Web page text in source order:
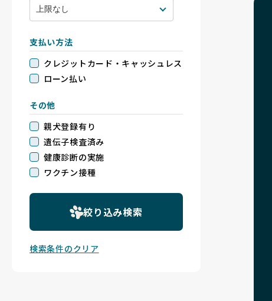
支払い方法
クレジットカード・キャッシュレス
ローン払い
その他
親犬登録有り
遺伝子検査済み
健康診断の実施
ワクチン接種
絞り込み検索
検索条件のクリア